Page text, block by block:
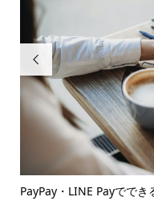

PayPay・LINE Payでで